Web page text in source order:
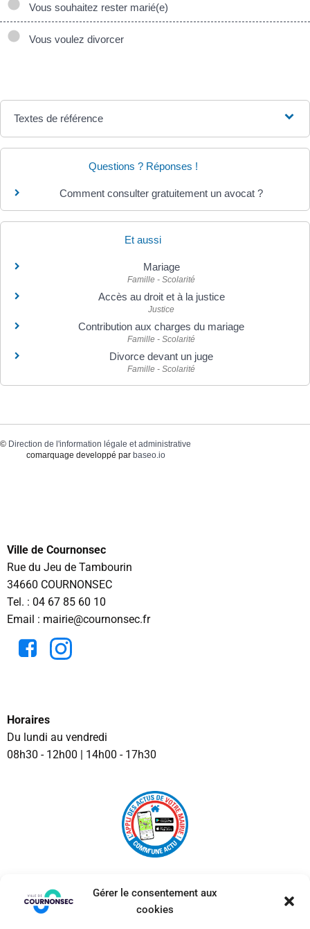
Gérer le consentement aux
cookies
Vous souhaitez rester marié(e)
Vous voulez divorcer
Textes de référence
Questions ? Réponses !
Comment consulter gratuitement un avocat ?
Et aussi
Mariage
Famille - Scolarité
Accès au droit et à la justice
Justice
Contribution aux charges du mariage
Famille - Scolarité
Divorce devant un juge
Famille - Scolarité
© Direction de l'information légale et administrative
comarquage developpé par baseo.io
Ville de Cournonsec
Rue du Jeu de Tambourin
34660 COURNONSEC
Tel. : 04 67 85 60 10
Email : mairie@cournonsec.fr
Horaires
Du lundi au vendredi
08h30 - 12h00 | 14h00 - 17h30